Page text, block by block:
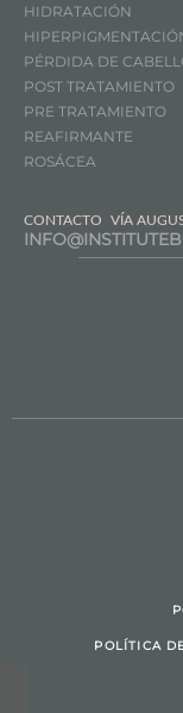
HIDRATACIÓN
PÉRDIDA DE
POST TRATAMIENTO
PRE TRATAMIENTO
REAFIRMANTE
ROSÁCEA
CONTACTO VÍA
POLÍTICA